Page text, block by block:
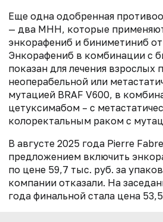
Еще одна одобренная
— два МНН, которые
энкорафениб и биниметиниб
Энкорафениб в комбинации с
показан для лечения взрослых
неоперабельной или
мутацией BRAF V600, в
цетуксимабом – с
колоректальным раком с
В августе 2025 года Pierre
предложением включить
по цене 59,7 тыс. руб. за
компании отказали. На
года финальной стала цена